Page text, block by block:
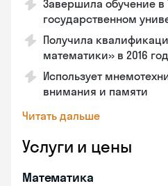
Завершила обучение в
государственном
Получила
математики» в 2016
Использует
внимания и памяти
Читать дальше
Услуги и цены
Математика